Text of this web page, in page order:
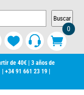
Buscar
0
de 40€ | 3 años de
+34 91 661 23 19|